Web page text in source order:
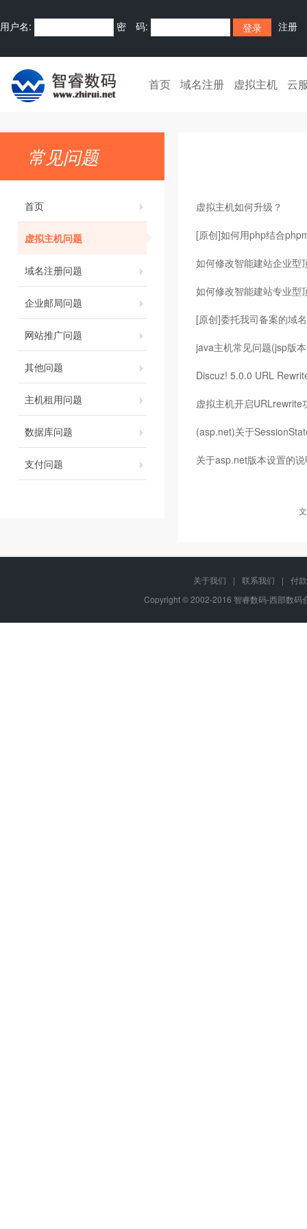
用户名: 密 码: 注册
首页 域名注册 虚拟主机 云
常见问题
首页
虚拟主机问题
域名注册问题
企业邮局问题
网站推广问题
其他问题
主机租用问题
数据库问题
支付问题
虚拟主机如何升级？
[原创]如何用php结合
如何修改智能建站企业型
如何修改智能建站专业型
[原创]委托我司备案的域
java主机常见问题(jsp版
Discuz! 5.0.0 URL
虚拟主机开启URLrewrite
(asp.net)关于
关于asp.net版本设置的
关于我们 | 联系我们 |
付
Copyright © 2002-2016 智睿数码-西部数